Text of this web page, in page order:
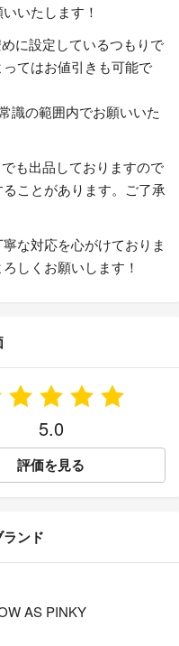
いたします！
に設定しているつもりで
てはお値引きも可能で
識の範囲内でお願いいた
も出品しておりますので
ことがあります。ご了承
な対応を心がけておりま
しくお願いします！
5.0
評価を見る
ンド
AS PINKY